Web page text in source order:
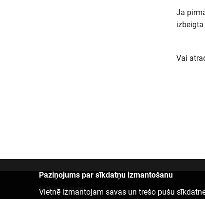
Ja
Vai
Paziņojums par sīkdatņu izmantošanu
Vietnē izmantojam savas un trešo pušu
Sazinies ar mums